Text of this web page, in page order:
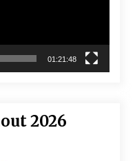
01:21:48
2026